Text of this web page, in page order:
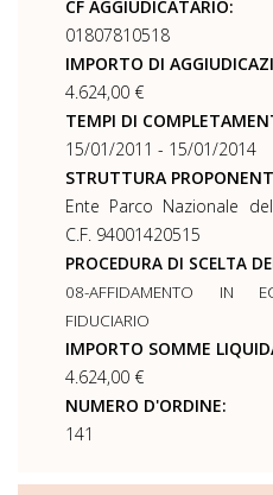
CF AGGIUDICATARIO:
01807810518
IMPORTO DI
4.624,00 €
TEMPI DI
15/01/2011 - 15/01/2014
STRUTTURA
Ente Parco Nazionale
C.F. 94001420515
PROCEDURA DI SCELTA
08-AFFIDAMENTO IN
FIDUCIARIO
IMPORTO SOMME
4.624,00 €
NUMERO D'ORDINE:
141